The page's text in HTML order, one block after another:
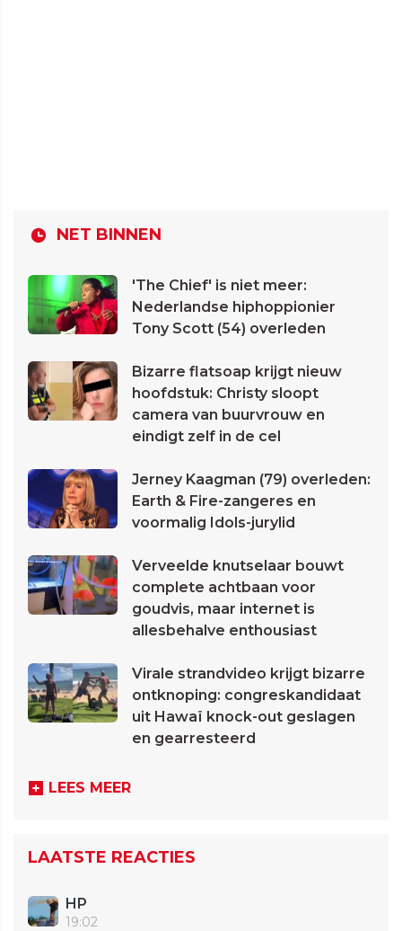
NET BINNEN
'The Chief' is niet meer:
Nederlandse hiphoppionier
Tony Scott (54) overleden
Bizarre flatsoap krijgt nieuw
hoofdstuk: Christy sloopt
camera van buurvrouw en
eindigt zelf in de cel
Jerney Kaagman (79) overleden:
Earth & Fire-zangeres en
voormalig Idols-jurylid
Verveelde knutselaar bouwt
complete achtbaan voor
goudvis, maar internet is
allesbehalve enthousiast
Virale strandvideo krijgt bizarre
ontknoping: congreskandidaat
uit Hawaï knock-out geslagen
en gearresteerd
LEES MEER
LAATSTE REACTIES
HP
19:02